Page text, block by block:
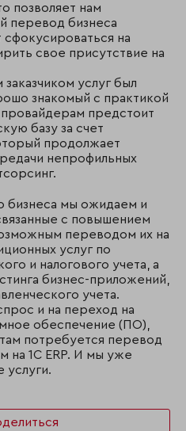
позволяет нам
перевод бизнеса
сфокусироваться на
свое присутствие на
услуг был
знакомый с практикой
провайдерам предстоит
базу за счет
продолжает
непрофильных
бизнеса мы ожидаем и
с повышением
переводом их на
услуг по
и налогового учета, а
бизнес-приложений,
учета.
и на переход на
обеспечение (ПО),
потребуется перевод
на 1С ERP. И мы уже
услуги.